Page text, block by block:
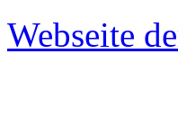
Webseite